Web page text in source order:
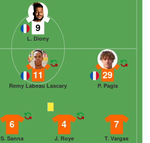
9
L. Diony
6
S. Sanna
4
J. Roye
7
T. Vargas
11
Remy Labeau Lascary
29
P. Pagis